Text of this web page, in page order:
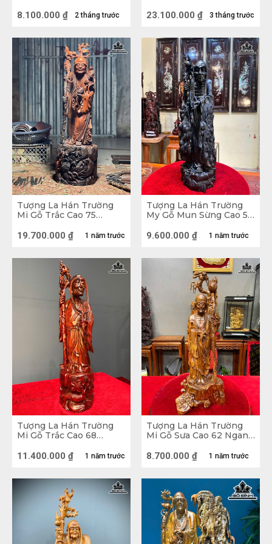
Tượng La Hán Trường Mi gỗ trắc
Khi gặp vị tôn giả A-thị-đa, vua đã hỏi và tôn giả nói
bệnh không thể chữa được. Dó đó nhà vua đã giận
2 tháng trước
8.100.000 ₫ 3 tháng trước
23.100.000 ₫
Tượng La Hán Trường
Mi Gỗ Trắc Cao 75
1 năm trước
19.700.000 ₫
Tượng La Hán Trường
My Gỗ Mun Sừng Cao 58
Kỷ Gỗ Trắc 9,5 Vuông 22
1 năm trước
9.600.000 ₫
Tượng La Hán Trường
Mi Gỗ Trắc Cao 68
1 năm trước
11.400.000 ₫
Tượng La Hán Trường
Mi Gỗ Sưa Cao 62 Ngang
1 năm trước
8.700.000 ₫